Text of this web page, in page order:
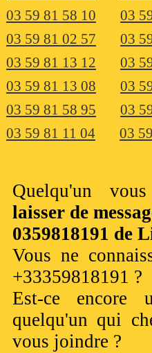
03 59 81 58 10
03
03 59 81 02 57
03
03 59 81 13 12
03
03 59 81 13 08
03
03 59 81 58 95
03
03 59 81 11 04
03
Quelqu'un
laisser de
0359818191 de
Vous ne
+33359818191 ?
Est-ce encore
quelqu'un qui
vous joindre ?